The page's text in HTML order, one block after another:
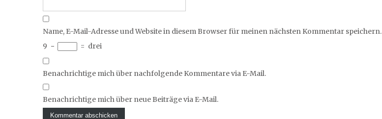
Name, E-Mail-Adresse und Website in diesem Browser für meinen nächsten Kommentar speichern.
9 − = drei
Benachrichtige mich über nachfolgende Kommentare via E-Mail.
Benachrichtige mich über neue Beiträge via E-Mail.